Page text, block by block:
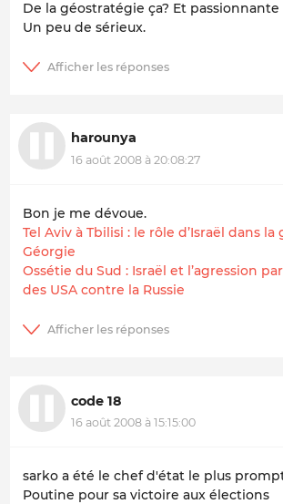
De la géostratégie ça? Et passionnante
Un peu de sérieux.
harounya
16 août 2008 à 20:08:27
Bon je me dévoue.
Tel Aviv à Tbilisi : le rôle d’Israël dans la
Géorgie
Ossétie du Sud : Israël et l’agression
des USA contre la Russie
code 18
16 août 2008 à 15:15:00
sarko a été le chef d'état le plus
Poutine pour sa victoire aux élections